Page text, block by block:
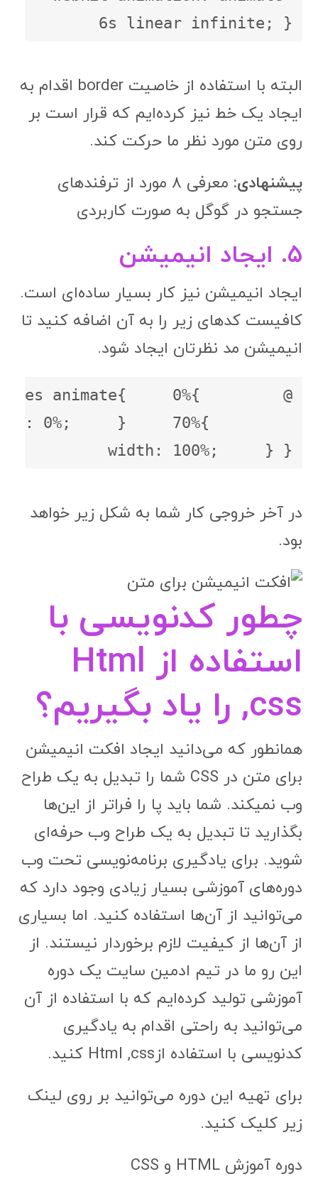
6s linear infinite; }
البته با استفاده از خاصیت border اقدام به
ایجاد یک خط نیز کرده‌ایم که قرار است بر
روی متن مورد نظر ما حرکت کند.
پیشنهادی:
معرفی ۸ مورد از ترفندهای
جستجو در گوگل به صورت کاربردی
۵. ایجاد انیمیشن
ایجاد انیمیشن نیز کار بسیار ساده‌ای است.
کافیست کدهای زیر را به آن اضافه کنید تا
انیمیشن مد نظرتان ایجاد شود.
animate{     0%{
0%;     }     70%{
width: 100%;     } }
در آخر خروجی کار شما به شکل زیر خواهد
بود.
چطور کدنویسی با
استفاده از Html
,css را یاد بگیریم؟
همانطور که می‌دانید ایجاد افکت انیمیشن
برای متن در CSS شما را تبدیل به یک طراح
وب نمیکند. شما باید پا را فراتر از این‌ها
بگذارید تا تبدیل به یک طراح وب حرفه‌ای
شوید. برای یادگیری برنامه‌نویسی تحت وب
دوره‌های آموزشی بسیار زیادی وجود دارد که
می‌توانید از آن‌ها استفاده کنید. اما بسیاری
از آن‌ها از کیفیت لازم برخوردار نیستند. از
این رو ما در تیم ادمین سایت یک دوره
آموزشی تولید کرده‌ایم که با استفاده از آن
می‌توانید به راحتی اقدام به یادگیری
کدنویسی با استفاده ازHtml ,css کنید.
برای تهیه این دوره می‌توانید بر روی لینک
زیر کلیک کنید.
دوره آموزش HTML و CSS